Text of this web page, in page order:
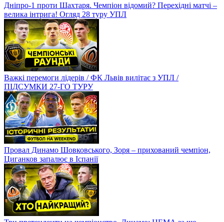
Дніпро-1 проти Шахтаря. Чемпіон відомий? Перехідні матчі –
велика інтрига! Огляд 28 туру УПЛ
Важкі перемоги лідерів / ФК Львів вилітає з УПЛ /
ПІДСУМКИ 27-ГО ТУРУ
Провал Динамо Шовковського, Зоря – прихований чемпіон,
Циганков запалює в Іспанії